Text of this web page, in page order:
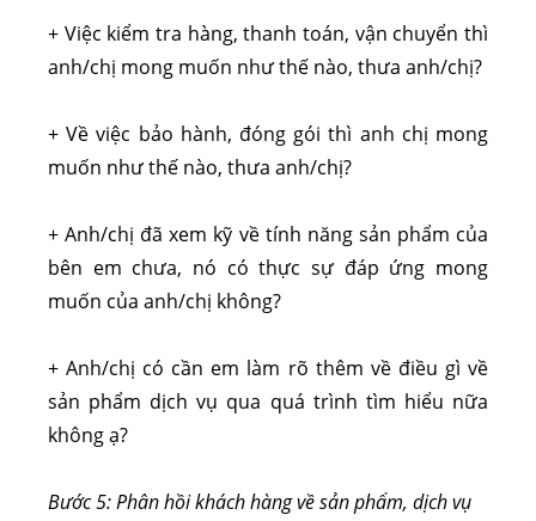
+ Việc kiểm tra hàng, thanh toán, vận chuyển thì
anh/chị mong muốn như thế nào, thưa anh/chị?
+ Về việc bảo hành, đóng gói thì anh chị mong
muốn như thế nào, thưa anh/chị?
+ Anh/chị đã xem kỹ về tính năng sản phẩm của
bên em chưa, nó có thực sự đáp ứng mong
muốn của anh/chị không?
+ Anh/chị có cần em làm rõ thêm về điều gì về
sản phẩm dịch vụ qua quá trình tìm hiểu nữa
không ạ?
Bước 5: Phân hồi khách hàng về sản phẩm, dịch vụ